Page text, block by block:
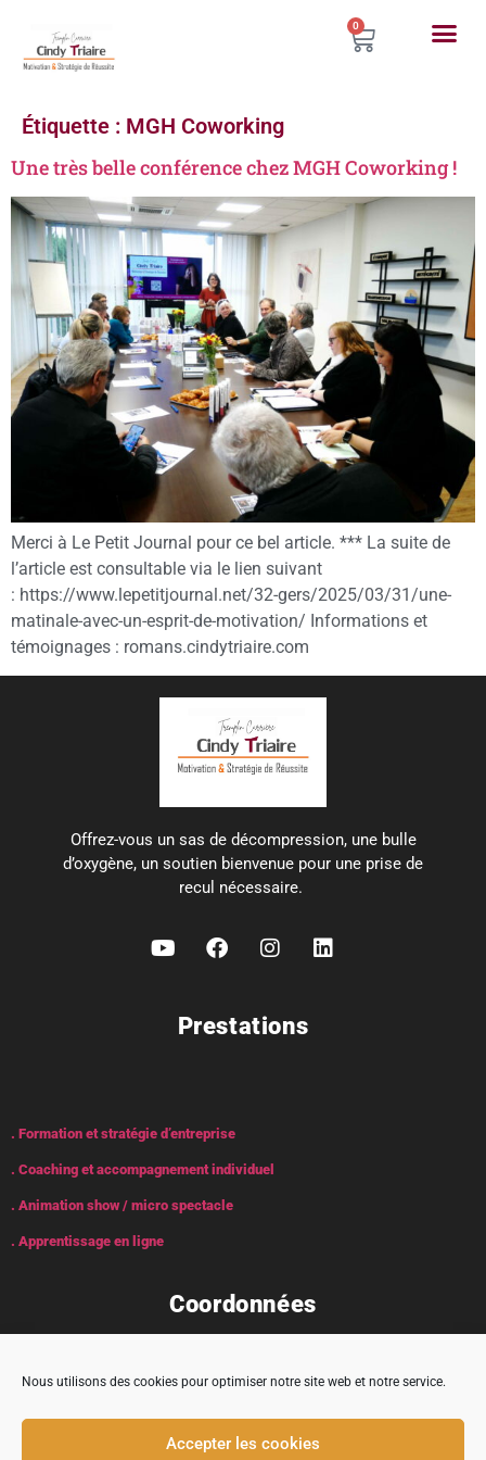
Nous utilisons des cookies pour optimiser notre site web et notre service.
Accepter les cookies
0
Étiquette : MGH Coworking
Une très belle conférence chez MGH Coworking !
Merci à Le Petit Journal pour ce bel article. *** La suite de
l’article est consultable via le lien suivant
: https://www.lepetitjournal.net/32-gers/2025/03/31/une-
matinale-avec-un-esprit-de-motivation/ Informations et
témoignages : romans.cindytriaire.com
Offrez-vous un sas de décompression, une bulle
d’oxygène, un soutien bienvenue pour une prise de
recul nécessaire.
Prestations
. Formation et stratégie d’entreprise
. Coaching et accompagnement individuel
. Animation show / micro spectacle
. Apprentissage en ligne
Coordonnées
Adresse : 5 rue Encabane, 32430 Cologne
contact@tremplincarriere.com